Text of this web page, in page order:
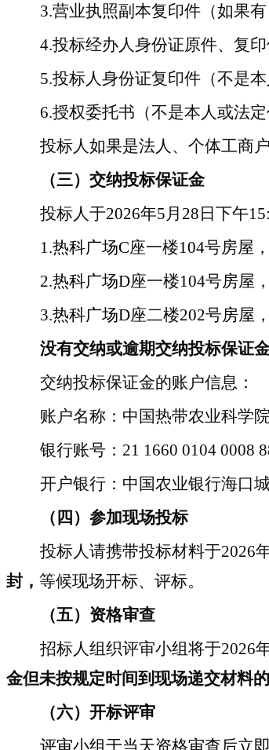
3.营业执照副本复印件（如果有
4.投标经办人身份证原件、复印
5.投标人身份证复印件（不是
6.授权委托书（不是本人或法定
投标人如果是法人、个体工商
（三）交纳投标保证金
投标人于2026年5月 28 日下午
1.热科广场C座一楼104号房屋
2.热科广场D座一楼104号房屋
3.热科广场D座二楼202号房屋
没有交纳或逾期交纳投标保证
交纳投标保证金的账户信息：
账户名称：中国热带农业科学
银行账号： 21 1660 0104 0008
开户银行：中国农业银行海口
（四）参加现场投标
投标人请携带投标材料于2026
封， 等候现场开标、评标。
（五）资格审查
招标人组织评审小组将于2026
金但未按规定时间到现场递交材料
（六）开标评审
评审小组于当天资格审查后立